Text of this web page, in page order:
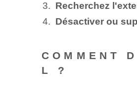
Recherchez
Désactiver ou
COMMENT
L ?